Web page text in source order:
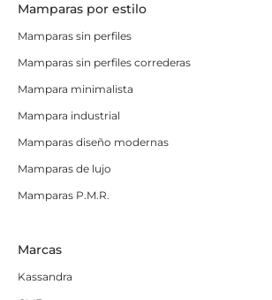
Mamparas por estilo
Mamparas sin perfiles
Mamparas sin perfiles correderas
Mampara minimalista
Mampara industrial
Mamparas diseño modernas
Mamparas de lujo
Mamparas P.M.R.
Marcas
Kassandra